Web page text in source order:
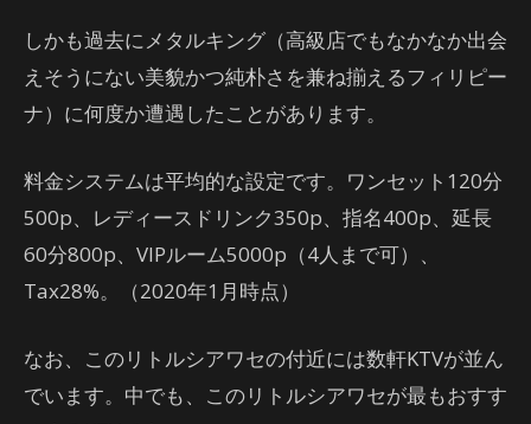
しかも過去にメタルキング（高級店でもなかなか出会
えそうにない美貌かつ純朴さを兼ね揃えるフィリピー
ナ）に何度か遭遇したことがあります。
料金システムは平均的な設定です。ワンセット120分
500p、レディースドリンク350p、指名400p、延長
60分800p、VIPルーム5000p（4人まで可）、
Tax28%。（2020年1月時点）
なお、このリトルシアワセの付近には数軒KTVが並ん
でいます。中でも、このリトルシアワセが最もおすす